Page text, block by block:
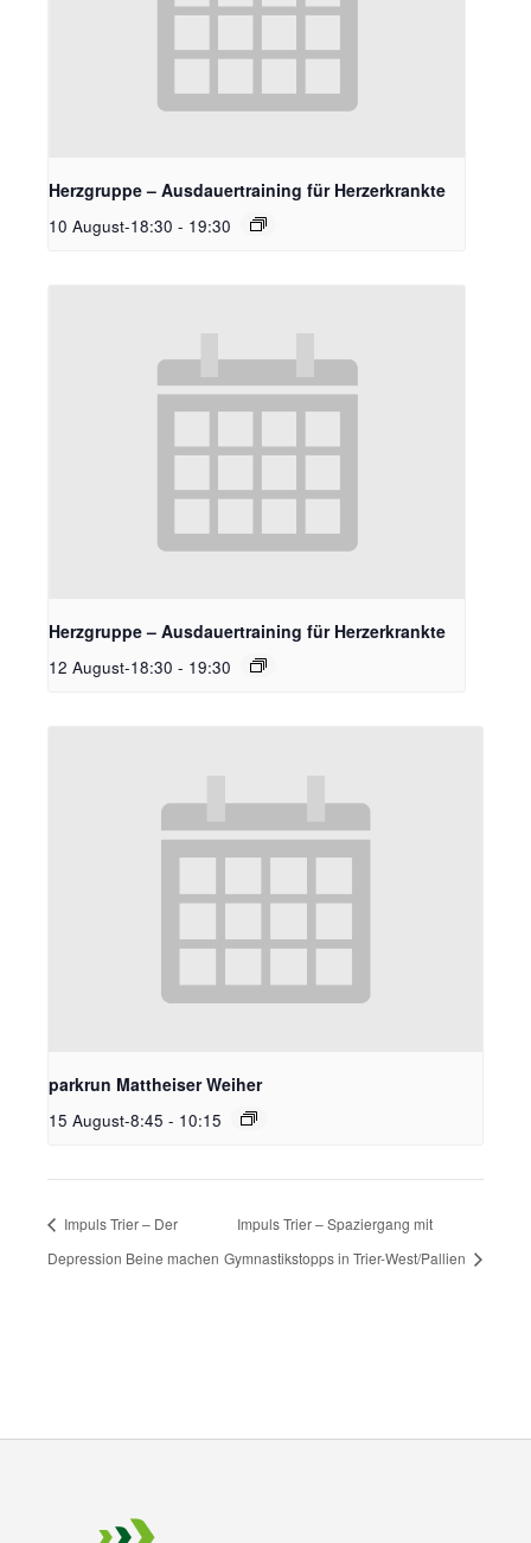
Herzgruppe – Ausdauertraining für Herzerkrankte
10 August-18:30 - 19:30
Herzgruppe – Ausdauertraining für Herzerkrankte
12 August-18:30 - 19:30
parkrun Mattheiser Weiher
15 August-8:45 - 10:15
Impuls Trier – Der
Depression Beine machen
Impuls Trier – Spaziergang mit
Gymnastikstopps in Trier-West/Pallien